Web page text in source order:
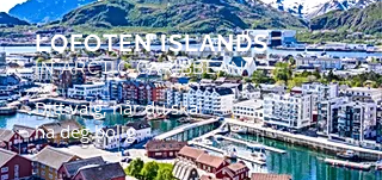
LOFOTEN ISLANDS
IN ARCTIC CARIBBEAN
Ditt valg, når du skal
ha deg bolig